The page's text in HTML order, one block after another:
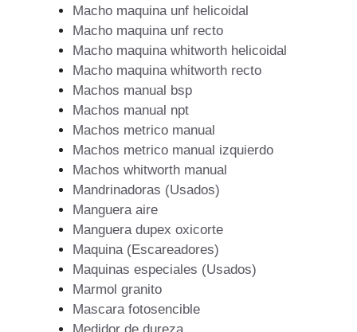
Macho maquina unf helicoidal
Macho maquina unf recto
Macho maquina whitworth helicoidal
Macho maquina whitworth recto
Machos manual bsp
Machos manual npt
Machos metrico manual
Machos metrico manual izquierdo
Machos whitworth manual
Mandrinadoras (Usados)
Manguera aire
Manguera dupex oxicorte
Maquina (Escareadores)
Maquinas especiales (Usados)
Marmol granito
Mascara fotosencible